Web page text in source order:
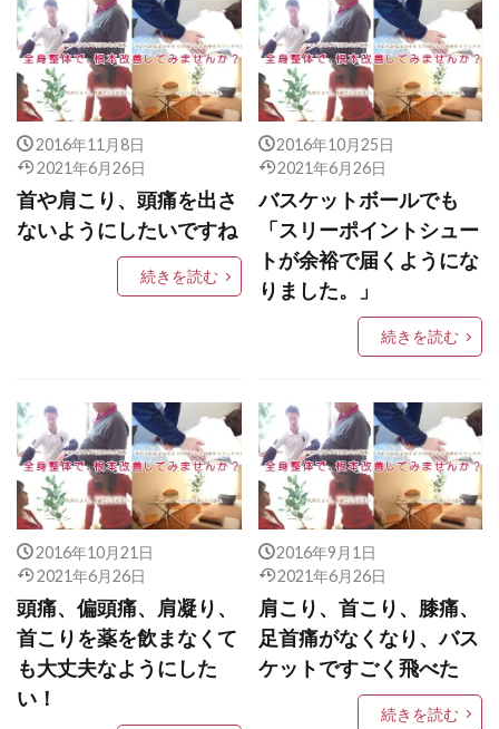
2016年11月8日
2021年6月26日
首や肩こり、頭痛を出さ
ないようにしたいですね
続きを読む
2016年10月25日
2021年6月26日
バスケットボールでも
「スリーポイントシュー
トが余裕で届くようにな
りました。」
続きを読む
2016年10月21日
2021年6月26日
頭痛、偏頭痛、肩凝り、
首こりを薬を飲まなくて
も大丈夫なようにした
い！
2016年9月1日
2021年6月26日
肩こり、首こり、膝痛、
足首痛がなくなり、バス
ケットですごく飛べた
続きを読む